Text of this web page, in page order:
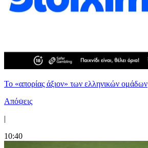
Το «απορίας άξιον» των ελληνικών ομάδων
Απόψεις
|
10:40